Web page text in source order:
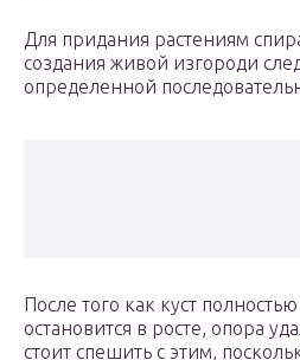
Для придания растениям
создания живой изгороди
определенной
После того как куст
остановится в росте, опора
стоит спешить с этим,